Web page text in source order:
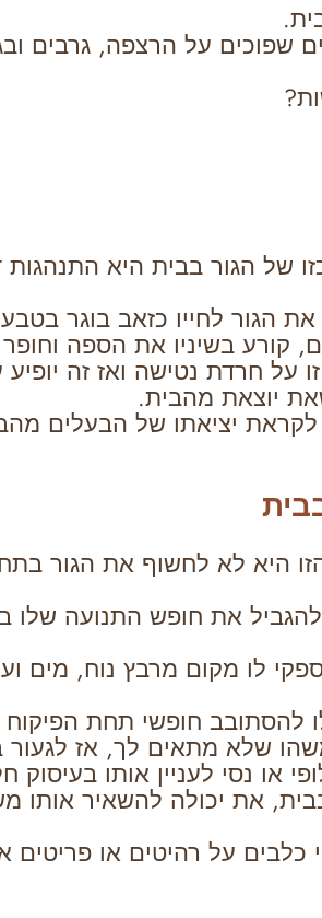
שפוכים על הרצפה, גרבים
של הגור בבית היא
הגור לחייו כזאב בוגר
קורע בשיניו את הספה וחופר
על חרדת נטישה ואז זה
יוצאת מהבית.
יציאתו של הבעלים
היא לא לחשוף את הגור
את חופש התנועה שלו
לו מקום מרבץ נוח, מים
להסתובב חופשי תחת
שלא מתאים לך, אז לגעור
או נסי לעניין אותו בעיסוק
את יכולה להשאיר אותו
על רהיטים או פריטים